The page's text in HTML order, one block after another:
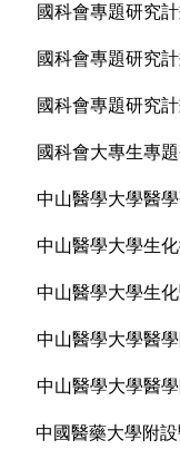
國科會專題研究
國科會專題研究
國科會專題研究
國科會大專生專
中山醫學大學醫
中山醫學大學生
中山醫學大學生
中山醫學大學醫
中山醫學大學醫
中國醫藥大學附